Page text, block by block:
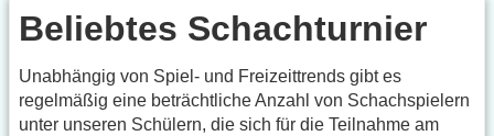
Beliebtes Schachturnier
Unabhängig von Spiel- und Freizeittrends gibt es
regelmäßig eine beträchtliche Anzahl von Schachspielern
unter unseren Schülern, die sich für die Teilnahme am